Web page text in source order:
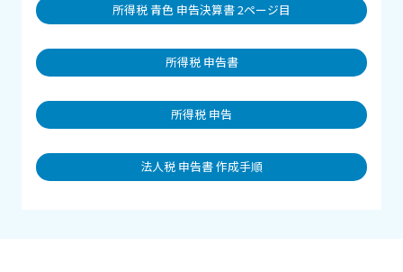
所得税 青色 申告決算書 2ページ目
所得税 申告書
所得税 申告
法人税 申告書 作成手順